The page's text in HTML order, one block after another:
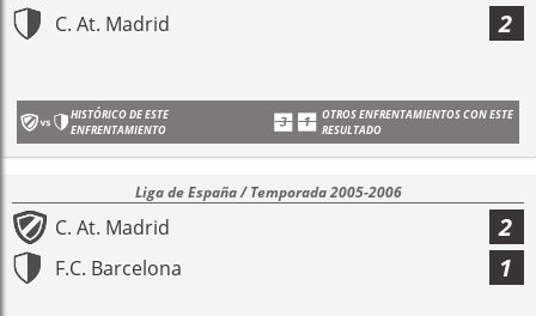
C. At. Madrid 2
HISTÓRICO DE ESTE
ENFRENTAMIENTO
OTROS ENFRENTAMIENTOS CON ESTE
RESULTADO
Liga de España / Temporada 2005-2006
C. At. Madrid 2
F.C. Barcelona 1